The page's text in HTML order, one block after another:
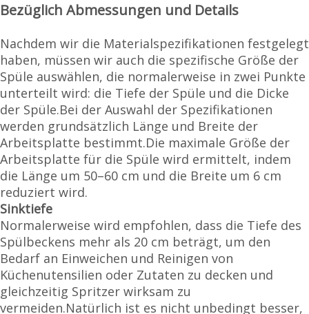
Bezüglich Abmessungen und Details
Nachdem wir die Materialspezifikationen festgelegt
haben, müssen wir auch die spezifische Größe der
Spüle auswählen, die normalerweise in zwei Punkte
unterteilt wird: die Tiefe der Spüle und die Dicke
der Spüle.Bei der Auswahl der Spezifikationen
werden grundsätzlich Länge und Breite der
Arbeitsplatte bestimmt.Die maximale Größe der
Arbeitsplatte für die Spüle wird ermittelt, indem
die Länge um 50–60 cm und die Breite um 6 cm
reduziert wird.
Sinktiefe
Normalerweise wird empfohlen, dass die Tiefe des
Spülbeckens mehr als 20 cm beträgt, um den
Bedarf an Einweichen und Reinigen von
Küchenutensilien oder Zutaten zu decken und
gleichzeitig Spritzer wirksam zu
vermeiden.Natürlich ist es nicht unbedingt besser,